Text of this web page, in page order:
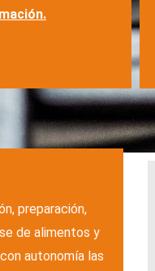
preparación,
de alimentos y
autonomía las